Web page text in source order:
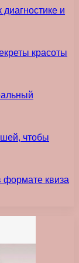
и
красоты
чтобы
формате квиза